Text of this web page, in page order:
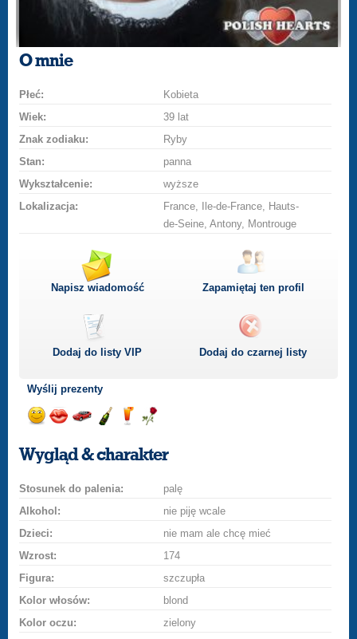
O mnie
Płeć:
Kobieta
Wiek:
39 lat
Znak zodiaku:
Ryby
Stan:
panna
Wykształcenie:
wyższe
Lokalizacja:
France, Ile-de-France, Hauts-
de-Seine, Antony, Montrouge
Napisz wiadomość Zapamiętaj ten profil
Dodaj do listyVIP Dodaj do czarnej listy
Wyślij prezenty
uśmiech
buziakasamochodem
szampana
drinka
różę
Wygląd & charakter
Stosunek do palenia:
palę
Alkohol:
nie piję wcale
Dzieci:
nie mam ale chcę mieć
Wzrost:
174
Figura:
szczupła
Kolor włosów:
blond
Kolor oczu:
zielony